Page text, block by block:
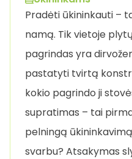
Pradėti ūkininkauti –
namą. Tik vietoje
pagrindas yra
pastatyti tvirtą
kokio pagrindo ji
supratimas – tai
pelningą
svarbu? Atsakymas